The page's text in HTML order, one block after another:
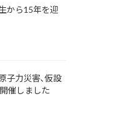
から15年を迎
子力災害､仮設
催しました